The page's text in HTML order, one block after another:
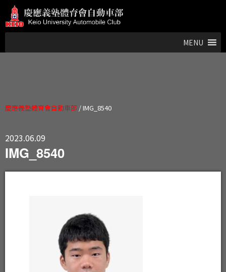
MENU
慶應義塾體育會自動車部 /IMG_8540
2023.06.09
IMG_8540